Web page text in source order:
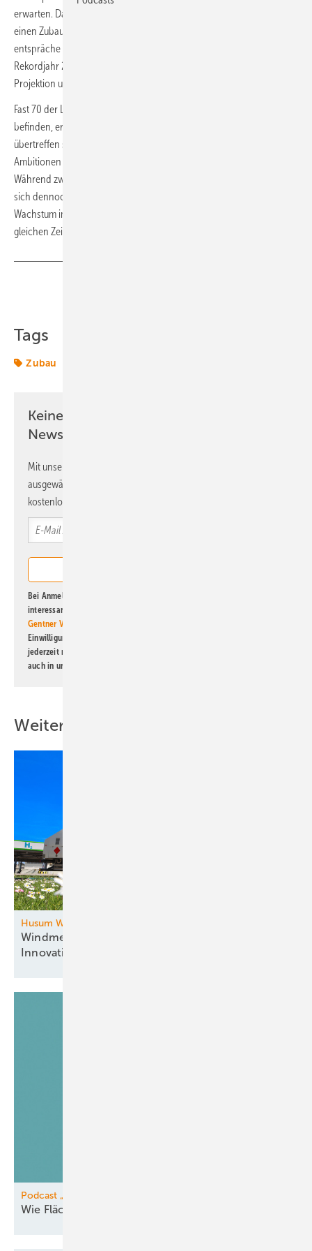
erwarten. Dabei werde das Tempo zulegen und sich bis 2030 auf
einen Zubau binnen eines Jahres von 940 GW hinbewegen. Dies
entspräche einem um 70 Prozent kräftigeren Zubau im Vergleich zum
Rekordjahr 2023. Zu fast 95 Prozent wird es sich gemäß der IEA-
Projektion um neue Windkraft und Photovoltaikanlagen handeln.
Fast 70 der Länder, in denen sich 80 Prozent der globalen Kapazität
befinden, erreichen im Hauptszenario ihre Energieziele oder
übertreffen sie sogar. Vor allem China werde weiterhin die eigenen
Ambitionen übertreffen, aber auch Brasilien, die USA und Indien.
Während zwar vor allem Photovoltaik den Markt bestimme, werde
sich dennoch auch die Windkraftentwicklung wieder erholen und ihr
Wachstum im Sechs-Jahres-Zeitraum 2024 bis 2030 im Vergleich zum
gleichen Zeitraum im Jahresblock 2017 bis 2023 verdoppeln.
Tags
Zubau
Keine Zeit? Kein Problem mit dem ERE
Newsletter!
Mit unserem Newsletter erhalten Sie regelmäßig von uns
ausgewählte Informationen und Neuigkeiten, gebündelt und
kostenlos direkt ins Postfach.
Bei Anmeldung zu diesem Newsletter bin ich damit einverstanden, über
interessante Verlags- und Online-Angebote
Gentner Verlag GmbH & Co. KG
Einwilligung kann ich jederzeit widerrufen und eine Abmeldung ist
jederzeit möglich. Informationen zum Umgang mit Daten finden Sie
auch in unserer
Weitere Inhalte
Husum Wind
Windmesse im Norden: Zukunftsthemen und
Innovationen
Podcast „Was jetzt passieren muss“
Wie Flächeneigentümer vom Pooling